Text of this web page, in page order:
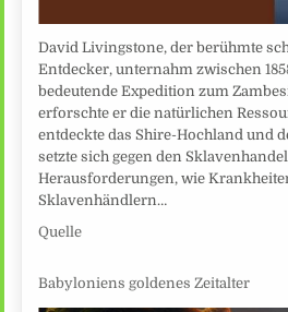
David Livingstone, der berühmte
Entdecker, unternahm zwischen
bedeutende Expedition zum
erforschte er die natürlichen
entdeckte das Shire-Hochland und
setzte sich gegen den
Herausforderungen, wie
Sklavenhändlern…
Quelle
Babyloniens goldenes Zeitalter